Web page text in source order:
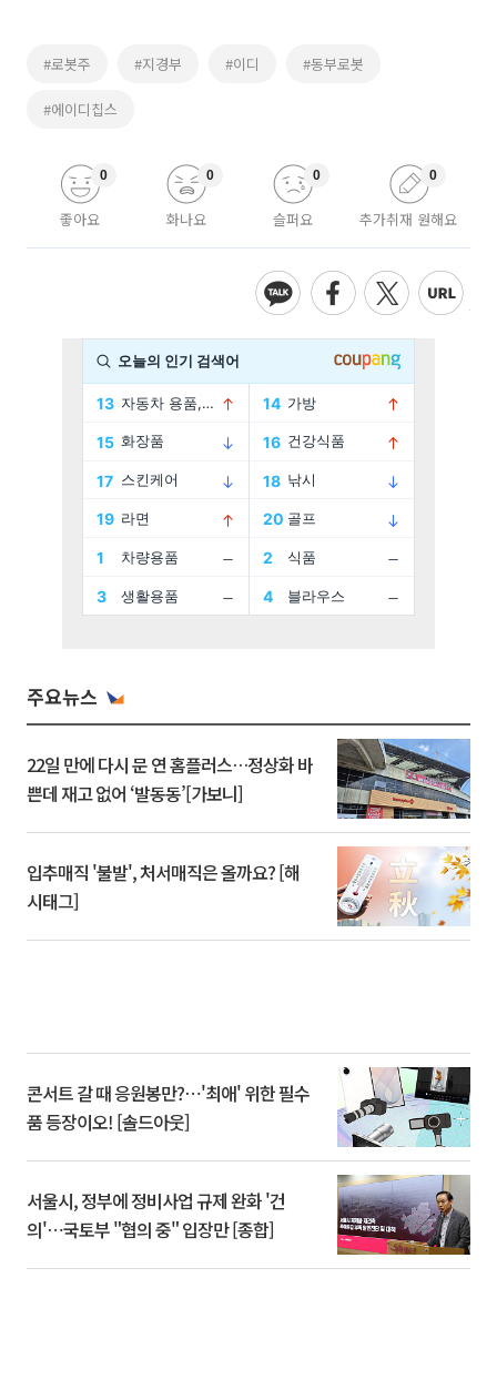
#로봇주 #지경부 #이디 #동부로봇
#에이디칩스
좋아요
0
화나요
0
슬퍼요
0
추가취재 원해요
0
주요뉴스
22일 만에 다시 문 연 홈플러스…정상화 바
쁜데 재고 없어 ‘발동동’[가보니]
입추매직 '불발', 처서매직은 올까요? [해
시태그]
콘서트 갈 때 응원봉만?⋯'최애' 위한 필수
품 등장이오! [솔드아웃]
서울시, 정부에 정비사업 규제 완화 '건
의'⋯국토부 "협의 중" 입장만 [종합]